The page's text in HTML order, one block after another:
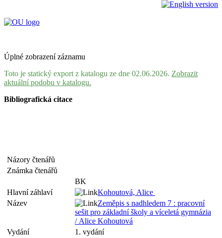
Úplné zobrazení záznamu
Toto je statický export z katalogu ze dne 02.06.2026. Zobrazit
aktuální podobu v katalogu.
Bibliografická citace
Názory čtenářů
Známka čtenářů
BK
Hlavní záhlaví
Kohoutová, Alice
Název
Zeměpis s nadhledem 7 : pracovní
sešit pro základní školy a víceletá gymnázia
/ Alice Kohoutová
Vydání
1. vydání